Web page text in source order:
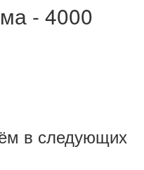
- 4000
в следующих